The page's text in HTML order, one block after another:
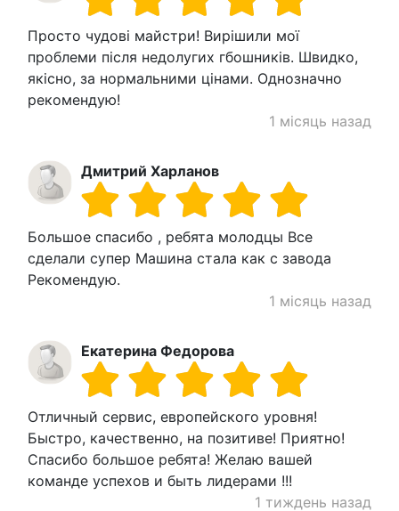
Просто чудові майстри! Вирішили мої
проблеми після недолугих гбошників. Швидко,
якісно, за нормальними цінами. Однозначно
рекомендую!
1 місяць назад
Дмитрий Харланов
Большое спасибо , ребята молодцы Все
сделали супер Машина стала как с завода
Рекомендую.
1 місяць назад
Екатерина Федорова
Отличный сервис, европейского уровня!
Быстро, качественно, на позитиве! Приятно!
Спасибо большое ребята! Желаю вашей
команде успехов и быть лидерами !!!
1 тиждень назад